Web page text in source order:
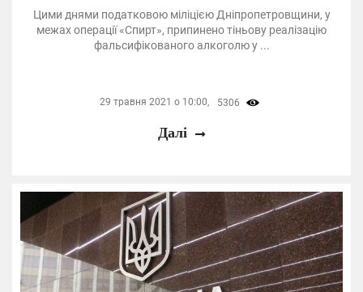
Цими днями податковою міліцією Дніпропетровщини, у
межах операції «Спирт», припинено тіньову реалізацію
фальсифікованого алкоголю у ...
29 травня 2021 о 10:00, 5306
Далі